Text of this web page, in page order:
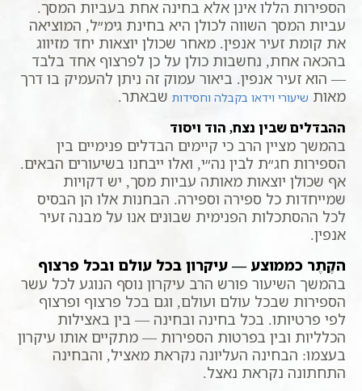
הספירות הללו אינן אלא בחינה אחת בעביות המסך.
עביות המסך השווה לכולן היא בחינת גימ״ל, המוציאה
את קומת זעיר אנפין. מאחר שכולן יוצאות יחד מזיווג
בהכאה אחת, נחשבות כולן על כן לפרצוף אחד בלבד
— הוא זעיר אנפין. ביאור עמוק זה ניתן להעמיק בו דרך
מאות שיעורי וידאו בקבלה וחסידות שבאתר.
ההבדלים שבין נצח, הוד ויסוד
בהמשך מציין הרב כי קיימים הבדלים פנימיים בין
הספירות חג״ת לבין נה״י, ואלו ייבחנו בשיעורים הבאים.
אף שכולן יוצאות מאותה עביות מסך, יש דקויות
שמייחדות כל ספירה וספירה. הבחנות אלו הן הבסיס
לכל ההסתכלות הפנימית שבונים אנו על מבנה זעיר
אנפין.
הקֶתֶר כממוצע — עיקרון בכל עולם ובכל פרצוף
בהמשך השיעור פורש הרב עיקרון נוסף הנוגע לכל עשר
הספירות שבכל עולם ועולם, וגם בכל פרצוף ופרצוף
לפי פרטיותו. בכל בחינה ובחינה — בין באצילות
הכלליות ובין בפרטות הספירות — מתקיים אותו עיקרון
בעצמו: הבחינה העליונה נקראת מאציל, והבחינה
התחתונה נקראת נאצל.